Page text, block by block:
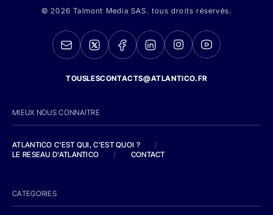
© 2026 Talmont Media SAS. tous droits réservés.
TOUSLESCONTACTS@ATLANTICO.FR
MIEUX NOUS CONNAITRE
ATLANTICO C'EST QUI, C'EST QUOI ?
/
LE RESEAU D'ATLANTICO
/ CONTACT
CATEGORIES